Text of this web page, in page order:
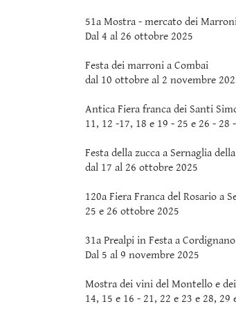
51a Mostra - mercato dei
Dal 4 al 26 ottobre 2025
Festa dei marroni a Combai
dal 10 ottobre al 2 novembre
Antica Fiera franca dei Santi
11, 12 -17, 18 e 19 - 25 e 26 - 28
Festa della zucca a Sernaglia
dal 17 al 26 ottobre 2025
120a Fiera Franca del Rosario a
25 e 26 ottobre 2025
31a Prealpi in Festa a
Dal 5 al 9 novembre 2025
Mostra dei vini del Montello e
14, 15 e 16 - 21, 22 e 23 e 28,